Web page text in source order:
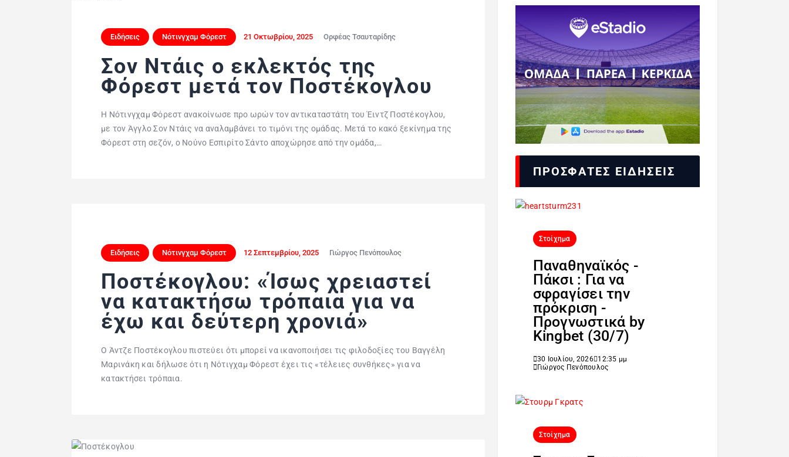
Ειδήσεις Νότινγχαμ Φόρεστ 21 Οκτωβρίου, 2025 Ορφέας Τσαυταρίδης
Σον Ντάις ο εκλεκτός της
Φόρεστ μετά τον Ποστέκογλου
Η Νότινγχαμ Φόρεστ ανακοίνωσε προ ωρών τον αντικαταστάτη του Έιντζ Ποστέκογλου,
με τον Άγγλο Σον Ντάις να αναλαμβάνει το τιμόνι της ομάδας. Μετά το κακό ξεκίνημα της
Φόρεστ στη σεζόν, ο Νούνο Εσπιρίτο Σάντο αποχώρησε από την ομάδα,…
Ειδήσεις Νότινγχαμ Φόρεστ 12 Σεπτεμβρίου, 2025 Γιώργος Πενόπουλος
Ποστέκογλου: «Ίσως χρειαστεί
να κατακτήσω τρόπαια για να
έχω και δεύτερη χρονιά»
Ο Άντζε Ποστέκογλου πιστεύει ότι μπορεί να ικανοποιήσει τις φιλοδοξίες του Βαγγέλη
Μαρινάκη και δήλωσε ότι η Νότιγχαμ Φόρεστ έχει τις «τέλειες συνθήκες» για να
κατακτήσει τρόπαια.
ΠΡΟΣΦΑΤΕΣ ΕΙΔΗΣΕΙΣ
Στοίχημα
Παναθηναϊκός -
Πάκσι : Για να
σφραγίσει την
πρόκριση -
Προγνωστικά by
Kingbet (30/7)
30 Ιουλίου, 2026 12:35 μμ
Γιώργος Πενόπουλος
Στοίχημα